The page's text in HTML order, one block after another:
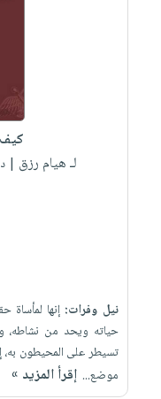
كيف
لـ هيام رزق |
نيل وفرات: إنها
حياته ويحد من نشاطه،
تسيطر على المحيطون به،
موضع... إقرأ المزيد »